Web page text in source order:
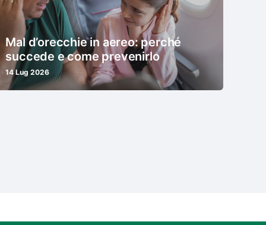
Mal d’orecchie in aereo: perché
succede e come prevenirlo
14 Lug 2026